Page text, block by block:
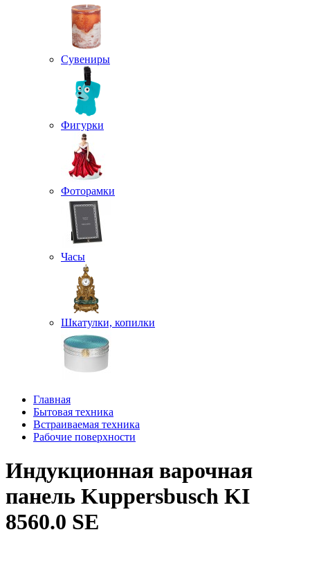
Сувениры
Фигурки
Фоторамки
Часы
Шкатулки, копилки
Главная
Бытовая техника
Встраиваемая техника
Рабочие поверхности
Индукционная варочная
панель Kuppersbusch KI
8560.0 SE